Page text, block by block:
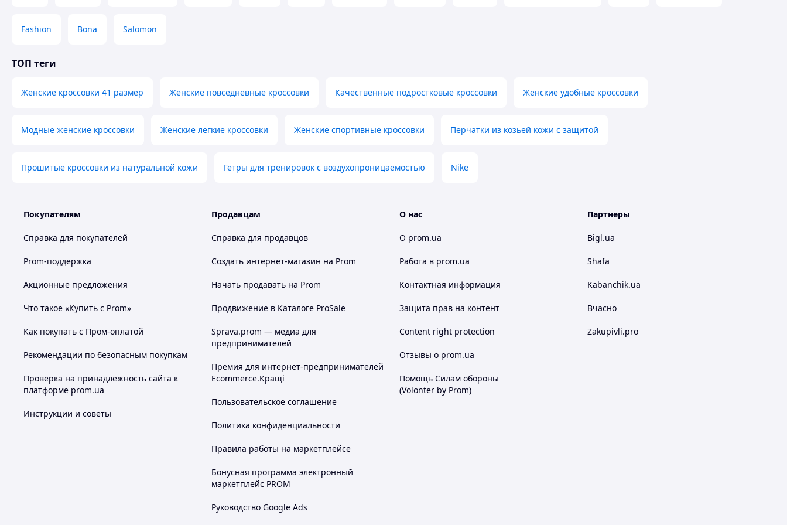
Fashion Bona Salomon
ТОП теги
Женские кроссовки 41 размер Женские повседневные кроссовки Качественные подростковые кроссовки Женские удобные кроссовки
Модные женские кроссовки Женские легкие кроссовки Женские спортивные кроссовки Перчатки из козьей кожи с защитой
Прошитые кроссовки из натуральной кожи Гетры для тренировок с воздухопроницаемостью Nike
Покупателям
Справка для покупателей
Prom-поддержка
Акционные предложения
Что такое «Купить с Prom»
Как покупать с Пром-оплатой
Рекомендации по безопасным покупкам
Проверка на принадлежность сайта к
платформе prom.ua
Инструкции и советы
Продавцам
Справка для продавцов
Создать интернет-магазин на Prom
Начать продавать на Prom
Продвижение в Каталоге ProSale
Sprava.prom — медиа для
предпринимателей
Премия для интернет-предпринимателей
Ecommerce.Кращі
Пользовательское соглашение
Политика конфиденциальности
Правила работы на маркетплейсе
Бонусная программа электронный
маркетплейс PROM
Руководство Google Ads
О нас
О prom.ua
Работа в prom.ua
Контактная информация
Защита прав на контент
Content right protection
Отзывы о prom.ua
Помощь Силам обороны
(Volonter by Prom)
Партнеры
Bigl.ua
Shafa
Kabanchik.ua
Вчасно
Zakupivli.pro